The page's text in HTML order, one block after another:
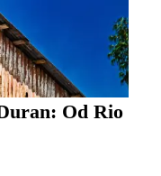
Od Rio